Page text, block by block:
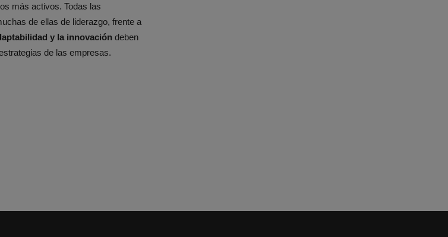
más activos. Todas las
de ellas de liderazgo, frente a
y la innovación deben
de las empresas.